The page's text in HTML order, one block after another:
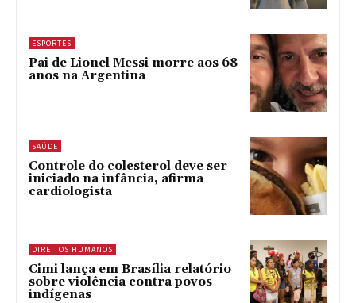
ESPORTES
Pai de Lionel Messi morre aos 68
anos na Argentina
SAÚDE
Controle do colesterol deve ser
iniciado na infância, afirma
cardiologista
DIREITOS HUMANOS
Cimi lança em Brasília relatório
sobre violência contra povos
indígenas